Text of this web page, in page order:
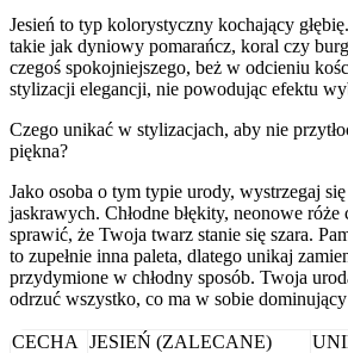
Jesień to typ kolorystyczny kochający
takie jak dyniowy pomarańcz, koral czy
czegoś spokojniejszego, beż w odcieniu
stylizacji elegancji, nie powodując efektu
Czego unikać w stylizacjach, aby nie
piękna?
Jako osoba o tym typie urody, wystrzegaj
jaskrawych. Chłodne błękity, neonowe róże
sprawić, że Twoja twarz stanie się szara.
to zupełnie inna paleta, dlatego unikaj
przydymione w chłodny sposób. Twoja
odrzuć wszystko, co ma w sobie
CECHA JESIEŃ (ZALECANE)